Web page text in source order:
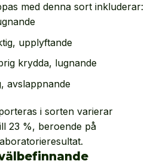
med denna sort inkluderar:
upplyftande
krydda, lugnande
avslappnande
i sorten varierar
23 %, beroende på